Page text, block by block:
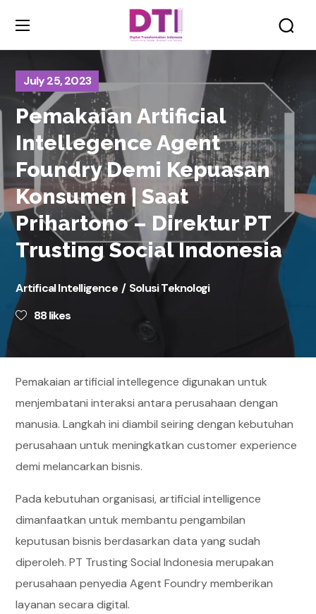
July 25, 2023
Pemakaian Artificial
Intellegence Agent
Foundry Demi Kepuasan
Konsumen | Saat
Prihartono – Direktur PT
Trusting Social Indonesia
Artifical Intelligence
Solusi Teknologi
88likes
Pemakaian artificial intellegence digunakan untuk
menjembatani interaksi antara perusahaan dengan
manusia. Langkah ini diambil seiring dengan kebutuhan
perusahaan untuk meningkatkan customer experience
demi melancarkan bisnis.
Pada kebutuhan organisasi, artificial intelligence
dimanfaatkan untuk membantu pengambilan
keputusan bisnis berdasarkan data yang sudah
diperoleh. PT Trusting Social Indonesia merupakan
perusahaan penyedia Agent Foundry memberikan
layanan secara digital.